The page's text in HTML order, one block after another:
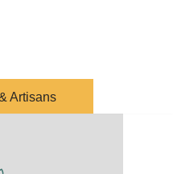
Artisans